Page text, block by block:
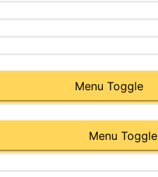
Menu Toggle
Menu Toggle